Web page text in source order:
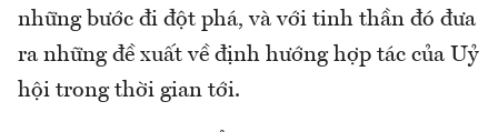
những bước đi đột phá, và với tinh thần đó đưa
ra những đề xuất về định hướng hợp tác của Uỷ
hội trong thời gian tới.